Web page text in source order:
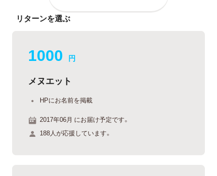
リターンを選ぶ
1000 円
メヌエット
HPにお名前を掲載
2017年06月 にお届け予定です。
188人が応援しています。